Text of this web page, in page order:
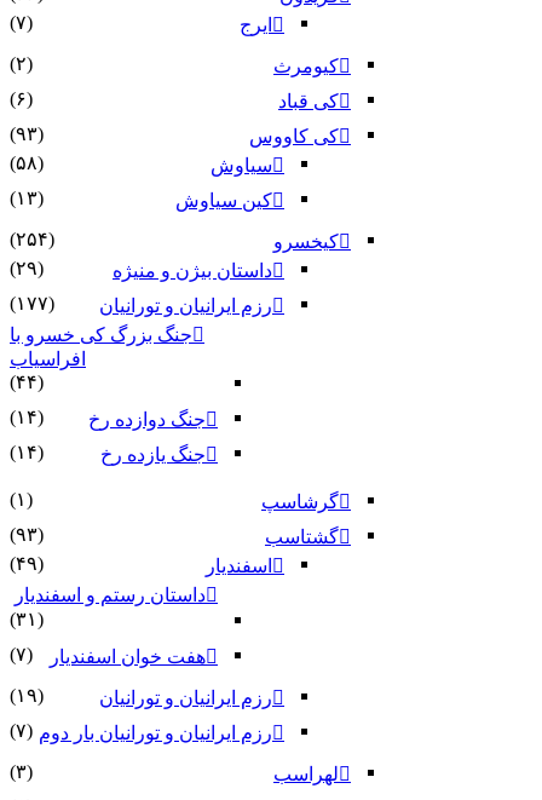
ایرج
(۷)
کیومرث
(۲)
کی قباد
(۶)
کی کاووس
(۹۳)
سیاوش
(۵۸)
کین سیاوش
(۱۳)
کیخسرو
(۲۵۴)
داستان بیژن و منیژه
(۲۹)
رزم ایرانیان و تورانیان
(۱۷۷)
جنگ بزرگ کی خسرو با
افراسیاب
(۴۴)
جنگ دوازده رخ
(۱۴)
جنگ یازده رخ
(۱۴)
گرشاسپ
(۱)
گشتاسب
(۹۳)
اسفندیار
(۴۹)
داستان رستم و اسفندیار
(۳۱)
هفت خوان اسفندیار
(۷)
رزم ایرانیان و تورانیان
(۱۹)
رزم ایرانیان و تورانیان بار دوم (۷)
لهراسب
(۳)